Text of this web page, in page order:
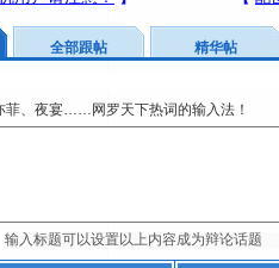
全部跟帖
精华帖
菲、夜宴……网罗天下热词的输入法！